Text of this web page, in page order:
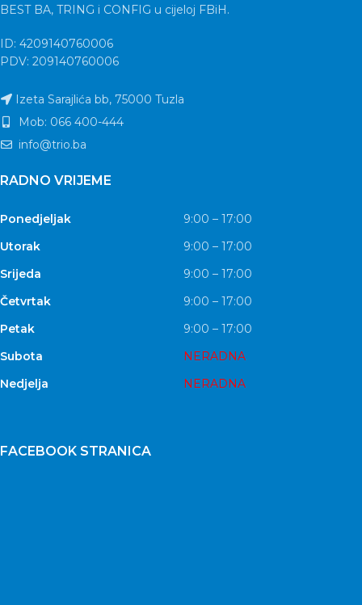
BEST BA, TRING i CONFIG u cijeloj FBiH.
ID: 4209140760006
PDV: 209140760006
Izeta Sarajlića bb, 75000 Tuzla
Mob: 066 400-444
info@trio.ba
RADNO VRIJEME
Ponedjeljak
9:00 – 17:00
Utorak
9:00 – 17:00
Srijeda
9:00 – 17:00
Četvrtak
9:00 – 17:00
Petak
9:00 – 17:00
Subota
NERADNA
Nedjelja
NERADNA
FACEBOOK STRANICA